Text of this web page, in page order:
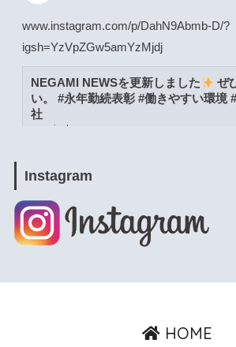
www.instagram.com/p/DahN9Abmb-D/?
igsh=YzVpZGw5amYzMjdj
NEGAMI NEWSを更新しました
ぜ
い。 #永年勤続表彰 #働きやすい環境
社
www.instagram.com
根上工業株式会社
1 month ago
い。 #能美市 #よりよい環境づくりの
Instagram
HOME